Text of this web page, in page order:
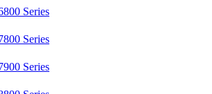
Series
Series
Series